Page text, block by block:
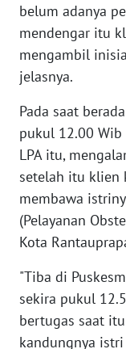
belum adanya
mendengar itu
mengambil
jelasnya.
Pada saat
pukul 12.00
LPA itu,
setelah itu klien
membawa
(Pelayanan
Kota
"Tiba di
sekira pukul
bertugas saat
kandungnya
WN
SULTENG
WN
SULBAR
WN
BABEL
WN
SUMBAR
WN
WN
BENGKULU